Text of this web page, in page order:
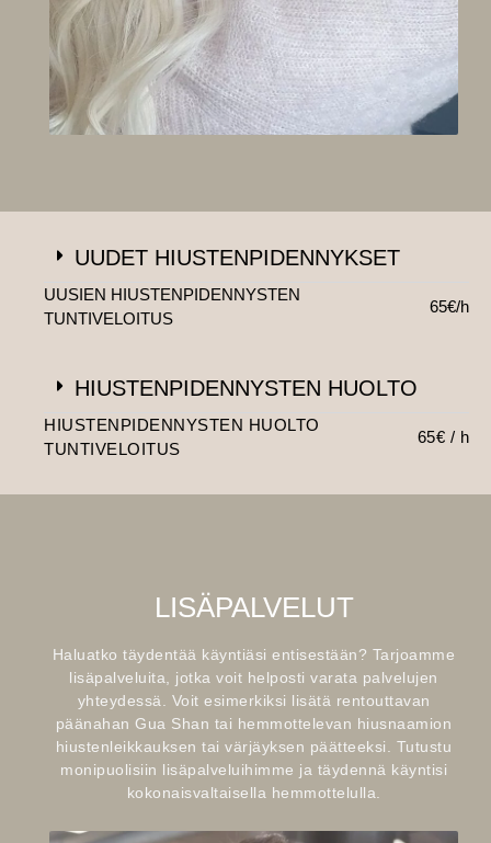
UUDET HIUSTENPIDENNYKSET
UUSIEN HIUSTENPIDENNYSTEN
TUNTIVELOITUS
65€/h
HIUSTENPIDENNYSTEN HUOLTO
HIUSTENPIDENNYSTEN HUOLTO
TUNTIVELOITUS
65€ / h
LISÄPALVELUT
Haluatko täydentää käyntiäsi entisestään? Tarjoamme
lisäpalveluita, jotka voit helposti varata palvelujen
yhteydessä. Voit esimerkiksi lisätä rentouttavan
päänahan Gua Shan tai hemmottelevan hiusnaamion
hiustenleikkauksen tai värjäyksen päätteeksi. Tutustu
monipuolisiin lisäpalveluihimme ja täydennä käyntisi
kokonaisvaltaisella hemmottelulla.